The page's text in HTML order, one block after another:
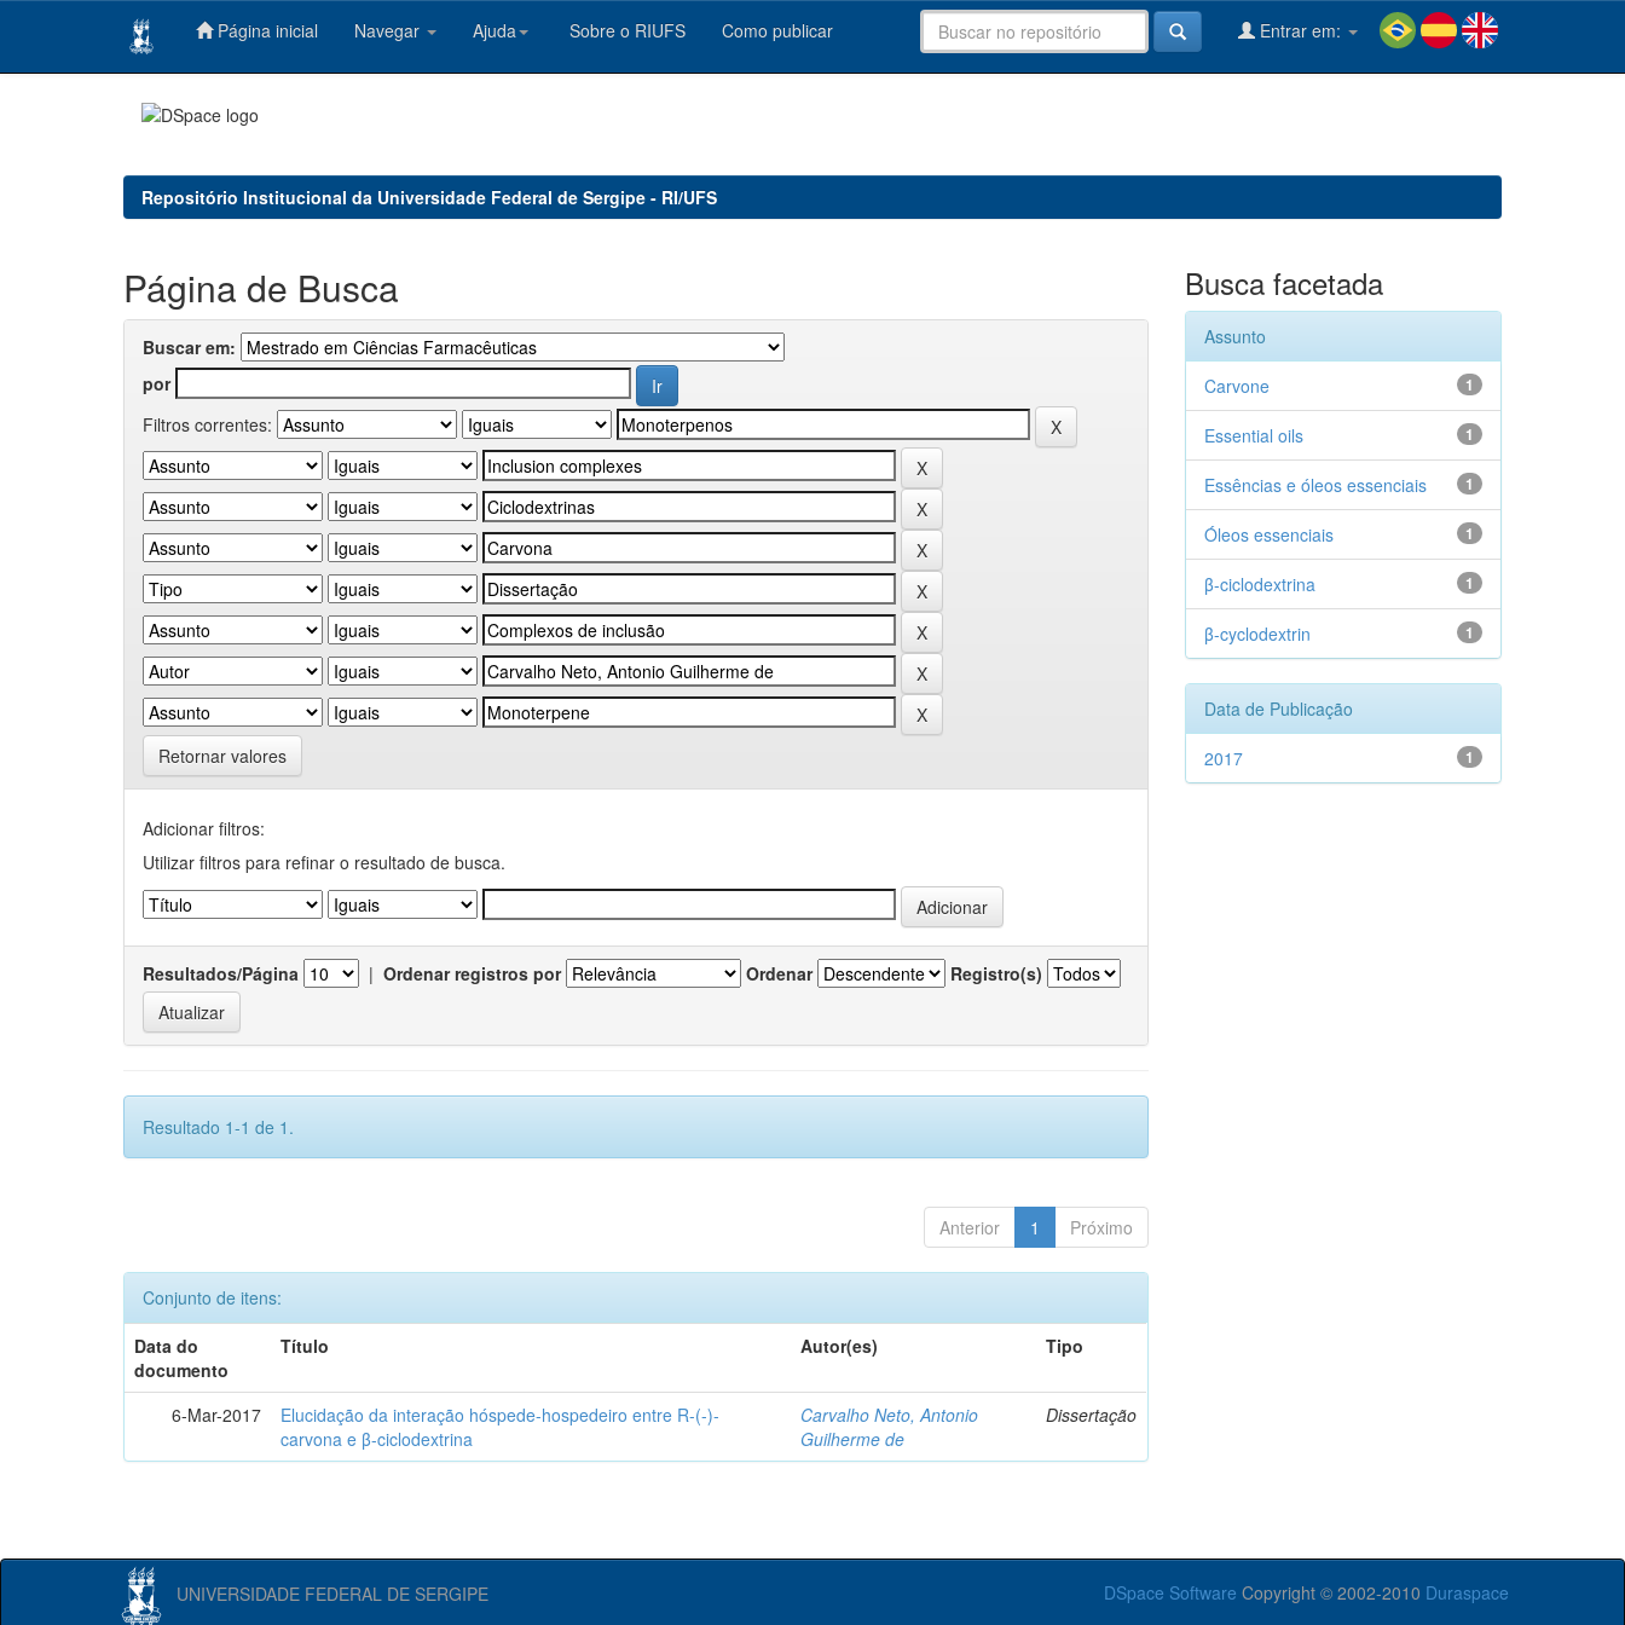
Página inicial Navegar Ajuda Sobre o RIUFS Como publicar Entrar em:
Repositório Institucional da Universidade Federal de Sergipe - RI/UFS
Página de Busca
Buscar em:
por
Filtros correntes:
Retornar valores
Adicionar filtros:
Utilizar filtros para refinar o resultado de busca.
Resultados/Página | Ordenar registros por Ordenar Registro(s)
Resultado 1-1 de 1.
Anterior 1 Próximo
Conjunto de itens:
Data do
documento
Título Autor(es) Tipo
6-Mar-2017
Elucidação da interação hóspede-hospedeiro entre R-(-)-
carvona e β-ciclodextrina
Carvalho Neto, Antonio
Guilherme de
Dissertação
Busca facetada
Assunto
1
Carvone
1
Essential oils
1
Essências e óleos essenciais
1
Óleos essenciais
1
β-ciclodextrina
1
β-cyclodextrin
Data de Publicação
1
2017
UNIVERSIDADE FEDERAL DE SERGIPE DSpace Software Copyright © 2002-2010 Duraspace